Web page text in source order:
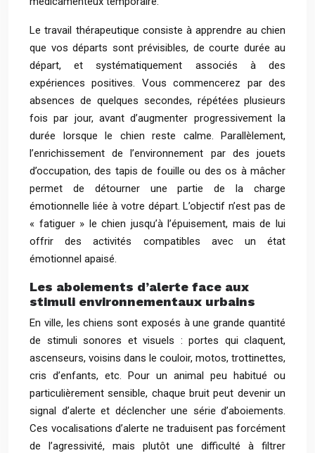
Le travail thérapeutique consiste à apprendre au chien
que vos départs sont prévisibles, de courte durée au
départ, et systématiquement associés à des
expériences positives. Vous commencerez par des
absences de quelques secondes, répétées plusieurs
fois par jour, avant d’augmenter progressivement la
durée lorsque le chien reste calme. Parallèlement,
l’enrichissement de l’environnement par des jouets
d’occupation, des tapis de fouille ou des os à mâcher
permet de détourner une partie de la charge
émotionnelle liée à votre départ. L’objectif n’est pas de
« fatiguer » le chien jusqu’à l’épuisement, mais de lui
offrir des activités compatibles avec un état
émotionnel apaisé.
Les aboiements d’alerte face aux
stimuli environnementaux urbains
En ville, les chiens sont exposés à une grande quantité
de stimuli sonores et visuels : portes qui claquent,
ascenseurs, voisins dans le couloir, motos, trottinettes,
cris d’enfants, etc. Pour un animal peu habitué ou
particulièrement sensible, chaque bruit peut devenir un
signal d’alerte et déclencher une série d’aboiements.
Ces vocalisations d’alerte ne traduisent pas forcément
de l’agressivité, mais plutôt une difficulté à filtrer